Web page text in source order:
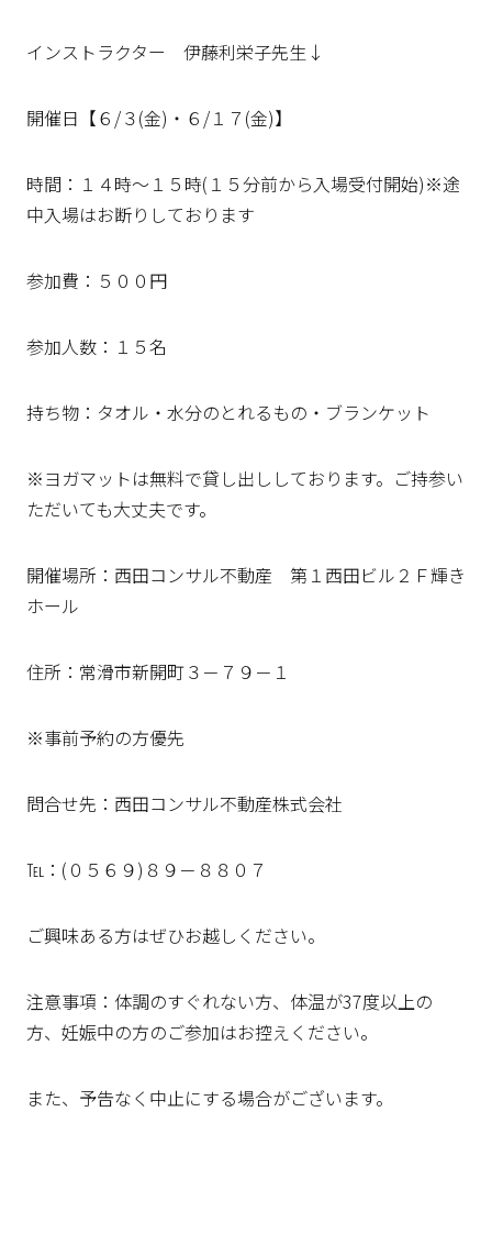
インストラクター 伊藤利栄子先生↓
開催日【６/３(金)・６/１７(金)】
時間：１４時～１５時(１５分前から入場受付開始)※途
中入場はお断りしております
参加費：５００円
参加人数：１５名
持ち物：タオル・水分のとれるもの・ブランケット
※ヨガマットは無料で貸し出ししております。ご持参い
ただいても大丈夫です。
開催場所：西田コンサル不動産 第１西田ビル２Ｆ輝き
ホール
住所：常滑市新開町３－７９－１
※事前予約の方優先
問合せ先：西田コンサル不動産株式会社
℡：(０５６９)８９－８８０７
ご興味ある方はぜひお越しください。
注意事項：体調のすぐれない方、体温が37度以上の
方、妊娠中の方のご参加はお控えください。
また、予告なく中止にする場合がございます。